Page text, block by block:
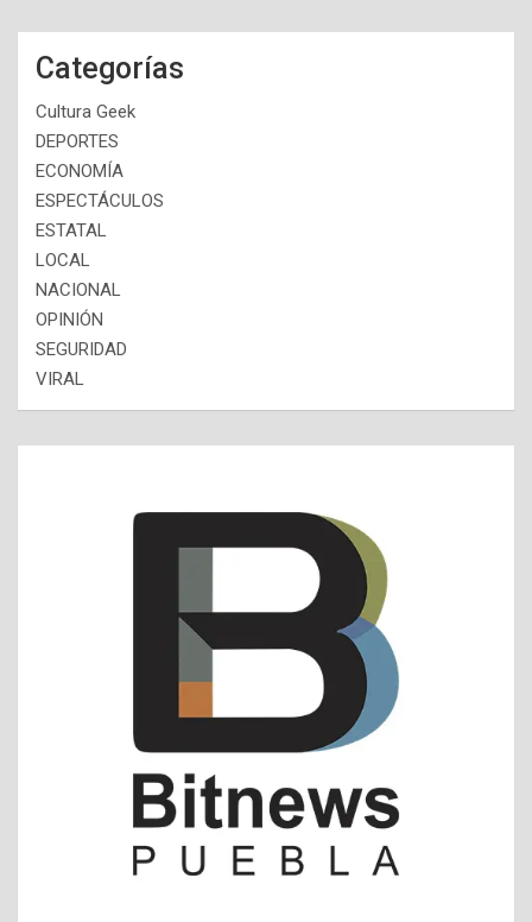
Categorías
Cultura Geek
DEPORTES
ECONOMÍA
ESPECTÁCULOS
ESTATAL
LOCAL
NACIONAL
OPINIÓN
SEGURIDAD
VIRAL